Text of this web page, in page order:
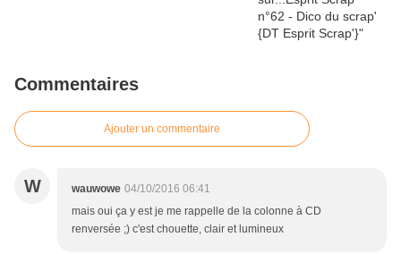
Commentaires
Ajouter un commentaire
W wauwowe 04/10/2016 06:41
mais oui ça y est je me rappelle de la colonne à CD
renversée ;) c'est chouette, clair et lumineux